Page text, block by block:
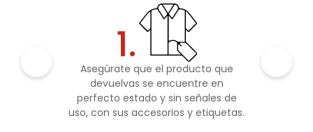
1.
Asegúrate que el producto que
devuelvas se encuentre en
perfecto estado y sin señales de
uso, con sus accesorios y etiquetas.